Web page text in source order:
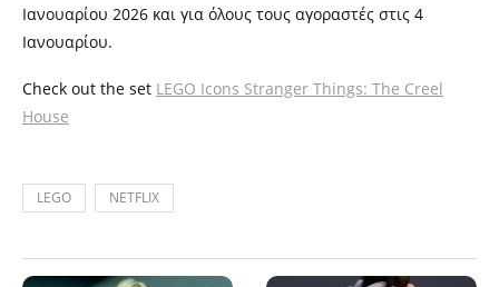
Ιανουαρίου 2026 και για όλους τους αγοραστές στις 4
Ιανουαρίου.
Check out the set LEGO Icons Stranger Things: The Creel
House
LEGO NETFLIX